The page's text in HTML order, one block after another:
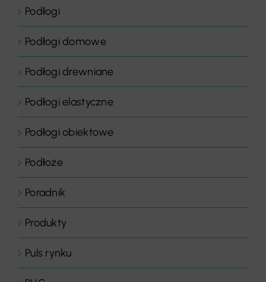
Podłogi
Podłogi domowe
Podłogi drewniane
Podłogi elastyczne
Podłogi obiektowe
Podłoże
Poradnik
Produkty
Puls rynku